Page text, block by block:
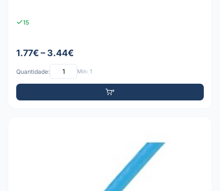
15
1.77€ – 3.44€
Quantidade: Mín: 1